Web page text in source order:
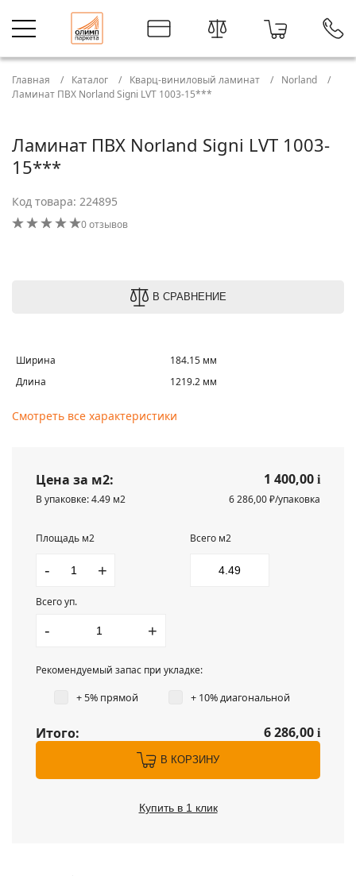
Главная Каталог Кварц-виниловый ламинат
Norland
Ламинат ПВХ Norland Signi LVT 1003-15***
Ламинат ПВХ Norland Signi LVT 1003-
15***
Код товара: 224895
0 отзывов
В СРАВНЕНИЕ
Ширина
184.15 мм
Длина
1219.2 мм
Смотреть все характеристики
Цена за м2: 1 400,00 i
В упаковке: 4.49 м2
6 286,00 ₽/упаковка
Площадь м2
- +
Всего м2
Всего уп.
- +
Рекомендуемый запас при укладке:
+ 5% прямой + 10% диагональной
Итого: 6 286,00 i
В КОРЗИНУ
Купить в 1 клик